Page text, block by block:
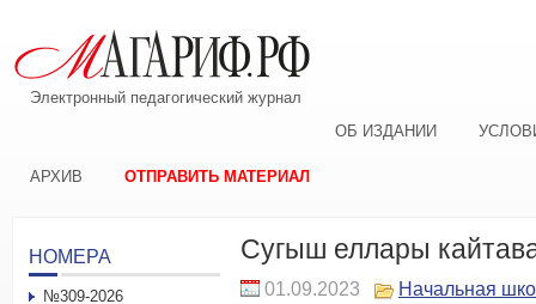
Электронный педагогический журнал
ОБ ИЗДАНИИ
АРХИВ ОТПРАВИТЬ МАТЕРИАЛ
Сугыш еллары
01.09.2023 Начальная
НОМЕРА
№309-2026